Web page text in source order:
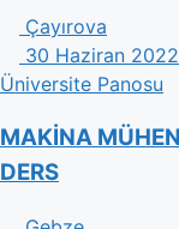
Çayırova
30 Haziran 2022
Üniversite Panosu
MAKİNA
DERS